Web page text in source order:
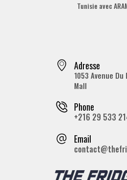
Tunisie avec
Adresse
1053 Avenue
Mall
Phone
+216 29 533
Email